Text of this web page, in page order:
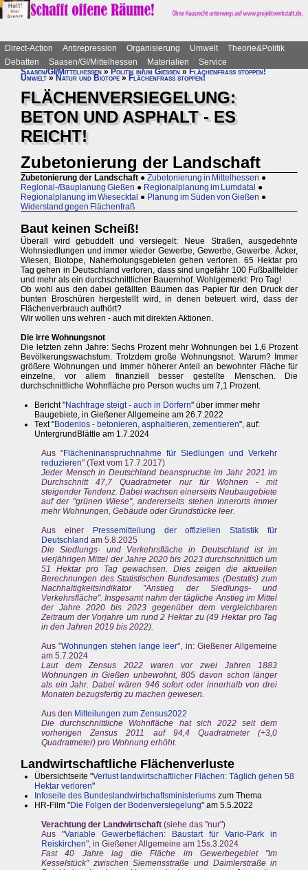
Direct-Action Antirepression Organisierung Umwelt
Theorie&Politik
Debatten
Saasen/GI/Mittelhessen Materialien
Service
Saasen/GI/Mittelhessen»Politik in/um Gießen»Flächenfraß stoppen!
Umwelt » Natur und Biotope » Flächenfraß stoppen!
FLÄCHENVERSIEGELUNG:
BETON UND ASPHALT - ES
REICHT!
Zubetonierung der Landschaft
Zubetonierung der Landschaft ● Zubetonierung in Mittelhessen ●
Regional-/Bauplanung Gießen ● Regionalplanung im Lumdatal ●
Regionalplanung im Wiesecktal ● Planung im Süden von Gießen ●
Widerstand gegen Flächenfraß
Baut keinen Scheiß!
Überall wird gebuddelt und versiegelt: Neue Straßen, ausgedehnte
Wohnsiedlungen und immer wieder Gewerbe, Gewerbe, Gewerbe. Äcker,
Wiesen, Biotope, Naherholungsgebieten gehen verloren. 65 Hektar pro
Tag gehen in Deutschland verloren, dass sind ungefähr 100 Fußballfelder
und mehr als ein durchschnittlicher Bauernhof. Wohlgemerkt: Pro Tag!
Ob wohl aus den dabei gefällten Bäumen das Papier für den Druck der
bunten Broschüren hergestellt wird, in denen beteuert wird, dass der
Flächenverbrauch aufhört?
Wir wollen uns wehren - auch mit direkten Aktionen.
Die irre Wohnungsnot
Die letzten zehn Jahre: Sechs Prozent mehr Wohnungen bei 1,6 Prozent
Bevölkerungswachstum. Trotzdem große Wohnungsnot. Warum? Immer
größere Wohnungen und immer höherer Anteil an bewohnter Fläche für
einzelne, vor allem finanziell besser gestellte Menschen. Die
durchschnittliche Wohnfläche pro Person wuchs um 7,1 Prozent.
Bericht "Nachfrage steigt - auch in Dörfern" über immer mehr
Baugebiete, in Gießener Allgemeine am 26.7.2022
Text "Bodenlos - betonieren, asphaltieren, zementieren", auf:
UntergrundBlättle am 1.7.2024
Aus "Flächeninanspruchnahme für Siedlungen und Verkehr
reduzieren" (Text vom 17.7.2017)
Jeder Mensch in Deutschland beanspruchte im Jahr 2021 im
Durchschnitt 47,7 Quadratmeter nur für Wohnen - mit
steigender Tendenz. Dabei wachsen einerseits Neubaugebiete
auf der "grünen Wiese", andererseits stehen innerorts immer
mehr Wohnungen, Gebäude oder Grundstücke leer.
Aus einer
Pressemitteilung der offiziellen Statistik für
Deutschland am 5.8.2025
Die Siedlungs- und Verkehrsfläche in Deutschland ist im
vierjährigen Mittel der Jahre 2020 bis 2023 durchschnittlich um
51 Hektar pro Tag gewachsen. Dies zeigen die aktuellen
Berechnungen des Statistischen Bundesamtes (Destatis) zum
Nachhaltigkeitsindikator "Anstieg der Siedlungs- und
Verkehrsfläche". Insgesamt nahm der tägliche Anstieg im Mittel
der Jahre 2020 bis 2023 gegenüber dem vergleichbaren
Zeitraum der Vorjahre um rund 2 Hektar zu (49 Hektar pro Tag
in den Jahren 2019 bis 2022).
Aus "Wohnungen stehen lange leer", in: Gießener Allgemeine
am 5.7.2024
Laut dem Zensus 2022 waren vor zwei Jahren 1883
Wohnungen in Gießen unbewohnt, 805 davon schon länger
als ein Jahr. Dabei wären 946 sofort oder innerhalb von drei
Monaten bezugsfertig zu machen gewesen.
Aus den Mitteilungen zum Zensus2022
Die durchschnittliche Wohnfläche hat sich 2022 seit dem
vorherigen Zensus 2011 auf 94,4 Quadratmeter (+3,0
Quadratmeter) pro Wohnung erhöht.
Landwirtschaftliche Flächenverluste
Übersichtseite "Verlust landwirtschaftlicher Flächen: Täglich gehen 58
Hektar verloren"
Infoseite des Bundeslandwirtschaftsministeriums zum Thema
HR-Film "Die Folgen der Bodenversiegelung" am 5.5.2022
Verachtung der Landwirtschaft (siehe das "nur")
Aus "Variable Gewerbeflächen: Baustart für Vario-Park in
Reiskirchen", in Gießener Allgemeine am 15s.3.2024
Fast 40 Jahre lag die Fläche im Gewerbegebiet "Im
Kesselstück" zwischen Siemensstraße und Daimlerstraße in